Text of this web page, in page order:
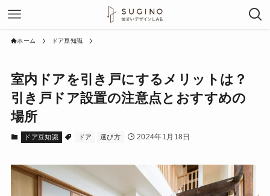
ホーム ドア豆知識
室内ドアを引き戸にするメリットは？
引き戸ドア設置の注意点とおすすめの
場所
ドア豆知識 ドア 選び方 2024年1月18日